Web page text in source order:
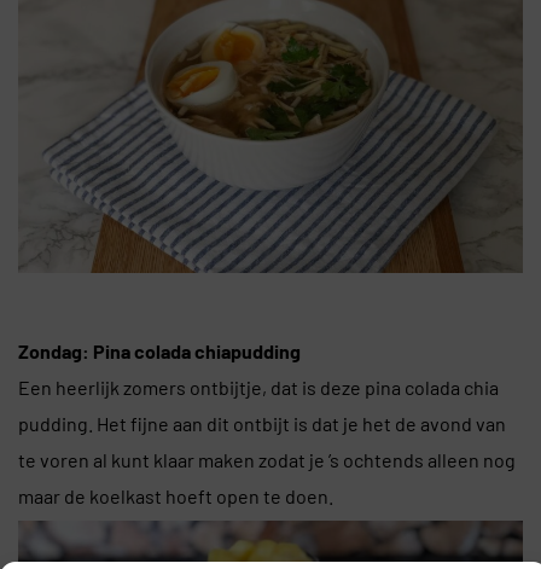
Zondag: Pina colada chiapudding
Een heerlijk zomers ontbijtje, dat is deze pina colada chia
pudding. Het fijne aan dit ontbijt is dat je het de avond van
te voren al kunt klaar maken zodat je ’s ochtends alleen nog
maar de koelkast hoeft open te doen.